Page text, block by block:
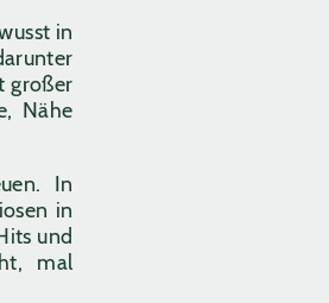
in
großer
Nähe
In
in
und
mal